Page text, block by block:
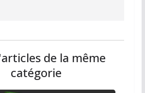
de la même
catégorie